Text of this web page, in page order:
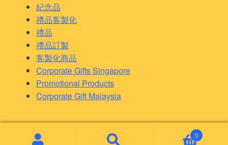
紀念品
禮品客製化
禮品
禮品訂製
客製化商品
Corporate Gifts Singapore
Promotional Products
Corporate Gift Malaysia
© 客製化禮品 2026 0